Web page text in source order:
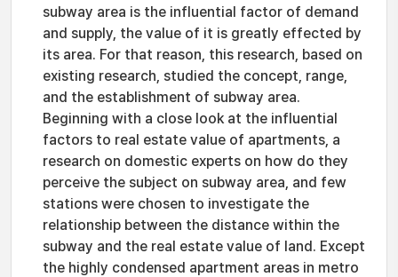
subway area is the influential factor of demand
and supply, the value of it is greatly effected by
its area. For that reason, this research, based on
existing research, studied the concept, range,
and the establishment of subway area.
Beginning with a close look at the influential
factors to real estate value of apartments, a
research on domestic experts on how do they
perceive the subject on subway area, and few
stations were chosen to investigate the
relationship between the distance within the
subway and the real estate value of land. Except
the highly condensed apartment areas in metro